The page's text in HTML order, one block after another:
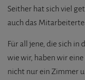
Seither hat sich viel
auch das
Für all jene, die sich in
wie wir, haben wir
nicht nur ein Zimmer